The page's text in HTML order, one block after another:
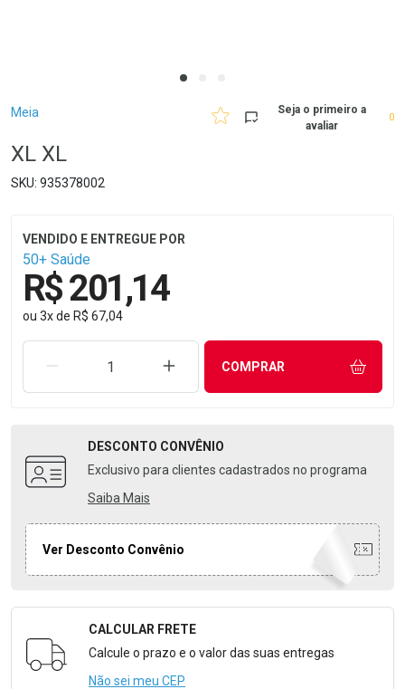
Breadcrumb
Meia
Seja o primeiro a
avaliar
0
XL XL
935378002
50+ Saúde
R$ 201,14
ou 3xde R$ 67,04
REMOVER UMA UNIDADEAUMENTAR UMA UNIDADE
COMPRAR
DESCONTO CONVÊNIO
Exclusivo para clientes cadastrados no programa
Saiba Mais
Ver Desconto Convênio
Formulário para Calcular o Frete
CALCULAR FRETE
Calcule o prazo e o valor das suas entregas
Não sei meu CEP